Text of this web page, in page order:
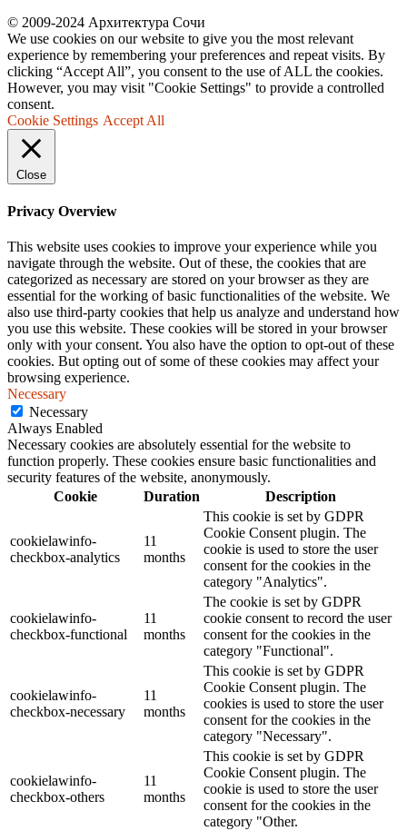
© 2009-2024 Архитектура Сочи
We use cookies on our website to give you the most relevant
experience by remembering your preferences and repeat visits. By
clicking “Accept All”, you consent to the use of ALL the cookies.
However, you may visit "Cookie Settings" to provide a controlled
consent.
Cookie Settings Accept All
Close
Privacy Overview
This website uses cookies to improve your experience while you
navigate through the website. Out of these, the cookies that are
categorized as necessary are stored on your browser as they are
essential for the working of basic functionalities of the website. We
also use third-party cookies that help us analyze and understand how
you use this website. These cookies will be stored in your browser
only with your consent. You also have the option to opt-out of these
cookies. But opting out of some of these cookies may affect your
browsing experience.
Necessary
Necessary
Always Enabled
Necessary cookies are absolutely essential for the website to
function properly. These cookies ensure basic functionalities and
security features of the website, anonymously.
Cookie
Duration Description
cookielawinfo-
checkbox-analytics
11
months
This cookie is set by GDPR
Cookie Consent plugin. The
cookie is used to store the user
consent for the cookies in the
category "Analytics".
cookielawinfo-
checkbox-functional
11
months
The cookie is set by GDPR
cookie consent to record the user
consent for the cookies in the
category "Functional".
cookielawinfo-
checkbox-necessary
11
months
This cookie is set by GDPR
Cookie Consent plugin. The
cookies is used to store the user
consent for the cookies in the
category "Necessary".
cookielawinfo-
checkbox-others
11
months
This cookie is set by GDPR
Cookie Consent plugin. The
cookie is used to store the user
consent for the cookies in the
category "Other.